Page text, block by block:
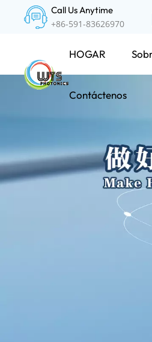
Call Us Anytime
+86-591-83626970
HOGAR
Contáctenos